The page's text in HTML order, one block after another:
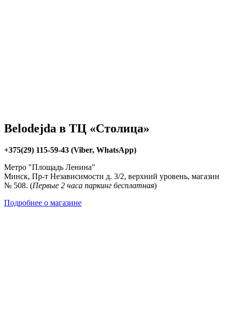
Belodejda в ТЦ «Столица»
+375(29) 115-59-43 (Viber, WhatsApp)
Метро "Площадь Ленина"
Минск, Пр-т Независимости д. 3/2, верхний уровень, магазин
№ 508. (Первые 2 часа паркинг бесплатная)
Подробнее о магазине